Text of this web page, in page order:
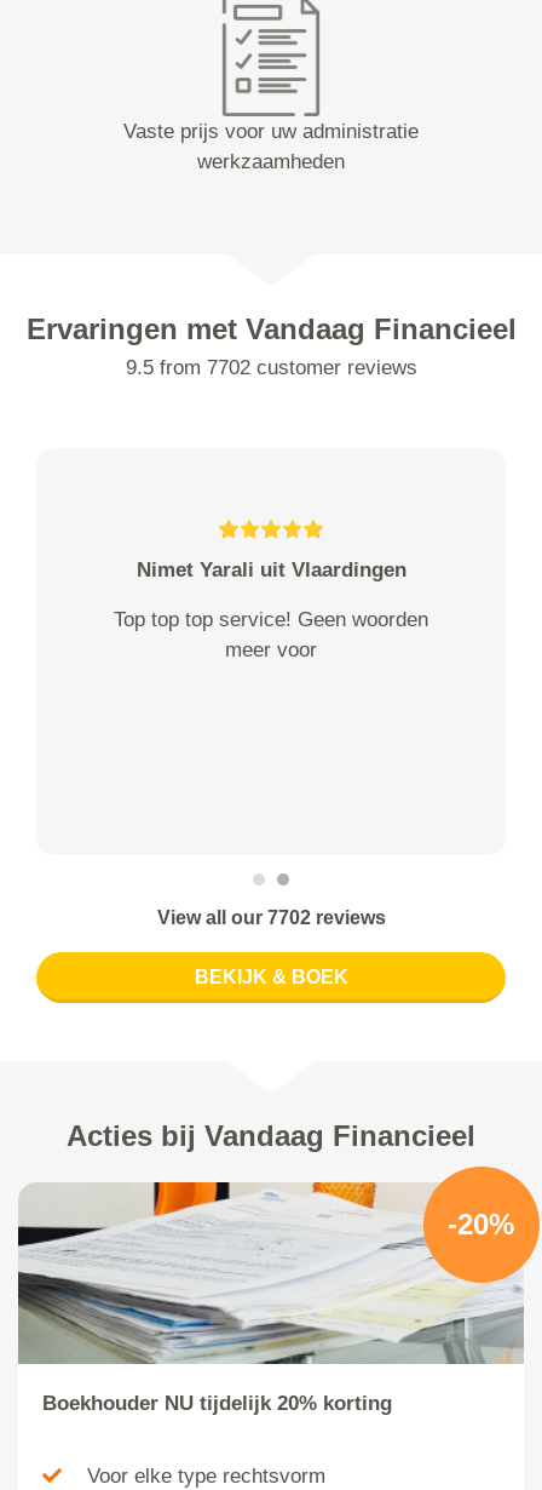
Vaste prijs voor uw administratie
werkzaamheden
Ervaringen met Vandaag Financieel
9.5 from 7702 customer reviews
Nimet Yarali uit Vlaardingen
Top top top service! Geen woorden
meer voor
View all our 7702 reviews
BEKIJK & BOEK
Acties bij Vandaag Financieel
-20%
Boekhouder NU tijdelijk 20% korting
Voor elke type rechtsvorm